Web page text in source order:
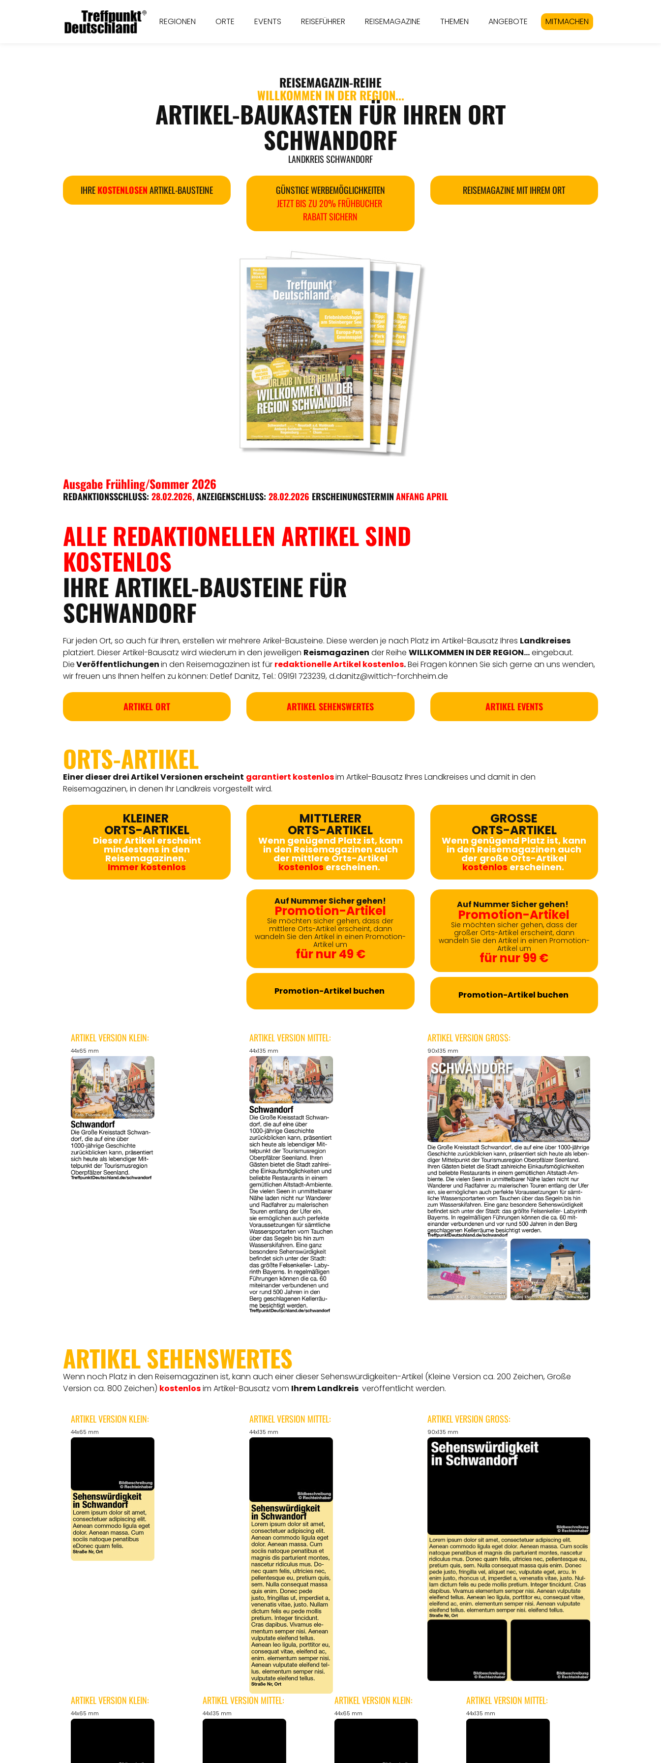
REGIONEN ORTE EVENTS REISEFÜHRER REISEMAGAZINE THEMEN ANGEBOTE MITMACHEN
REISEMAGAZIN-REIHE
WILLKOMMEN IN DER REGION...
ARTIKEL-BAUKASTEN FÜR IHREN ORT
SCHWANDORF
LANDKREIS SCHWANDORF
IHREKOSTENLOSENARTIKEL-BAUSTEINE
GÜNSTIGE WERBEMÖGLICHKEITEN
JETZT BIS ZU 20% FRÜHBUCHER
RABATT SICHERN
REISEMAGAZINE MIT IHREM ORT
Ausgabe Frühling/Sommer 2026
REDANKTIONSSCHLUSS: 28.02.2026,ANZEIGENSCHLUSS: 28.02.2026 ERSCHEINUNGSTERMINANFANG APRIL
ALLE REDAKTIONELLEN ARTIKEL SIND
KOSTENLOS
IHRE ARTIKEL-BAUSTEINE FÜR
SCHWANDORF
Für jeden Ort, so auch für Ihren, erstellen wir mehrere Arikel-Bausteine. Diese werden je nach Platz im Artikel-Bausatz Ihres Landkreises
platziert. Dieser Artikel-Bausatz wird wiederum in den jeweiligen Reismagazinen der Reihe WILLKOMMEN IN DER REGION...eingebaut.
DieVeröffentlichungenin den Reisemagazinen ist für redaktionelleArtikel kostenlos.Bei Fragen können Sie sich gerne an uns wenden,
wir freuen uns Ihnen helfen zu können: Detlef Danitz, Tel.: 09191 723239,d.danitz@wittich-forchheim.de
ARTIKEL ORT ARTIKEL SEHENSWERTES ARTIKEL EVENTS
ORTS-ARTIKEL
Einer dieser drei Artikel Versionen erscheint garantiert kostenlosim Artikel-Bausatz Ihres Landkreises und damit in den
Reisemagazinen, in denen Ihr Landkreis vorgestellt wird.
KLEINER
ORTS-ARTIKEL
Dieser Artikel erscheint
mindestens in den
Reisemagazinen.
Immer kostenlos
MITTLERER
ORTS-ARTIKEL
Wenn genügend Platz ist, kann
in den Reisemagazinen auch
der mittlere Orts-Artikel
kostenlos erscheinen.
Auf Nummer Sicher gehen!
Promotion-Artikel
Sie möchten sicher gehen, dass der
mittlere Orts-Artikel erscheint, dann
wandeln Sie den Artikel in einen Promotion-
Artikel um
für nur 49 €
Promotion-Artikel buchen
GROSSE
ORTS-ARTIKEL
Wenn genügend Platz ist, kann
in den Reisemagazinen auch
der große Orts-Artikel
kostenlos erscheinen.
Auf Nummer Sicher gehen!
Promotion-Artikel
Sie möchten sicher gehen, dass der
großer Orts-Artikel erscheint, dann
wandeln Sie den Artikel in einen Promotion-
Artikel um
für nur 99 €
Promotion-Artikel buchen
ARTIKEL VERSION KLEIN:
44x65 mm
ARTIKEL VERSION MITTEL:
44x135 mm
ARTIKEL VERSION GROSS:
90x135 mm
ARTIKEL SEHENSWERTES
Wenn noch Platz in den Reisemagazinen ist, kann auch einer dieser Sehenswürdigkeiten-Artikel (Kleine Version ca. 200 Zeichen, Große
Version ca. 800 Zeichen) kostenlosim Artikel-Bausatz vom Ihrem Landkreis veröffentlicht werden.
ARTIKEL VERSION KLEIN:
44x65 mm
ARTIKEL VERSION MITTEL:
44x135 mm
ARTIKEL VERSION GROSS:
90x135 mm
ARTIKEL VERSION KLEIN:
44x65 mm
ARTIKEL VERSION MITTEL:
44x135 mm
ARTIKEL VERSION KLEIN:
44x65 mm
ARTIKEL VERSION MITTEL:
44x135 mm